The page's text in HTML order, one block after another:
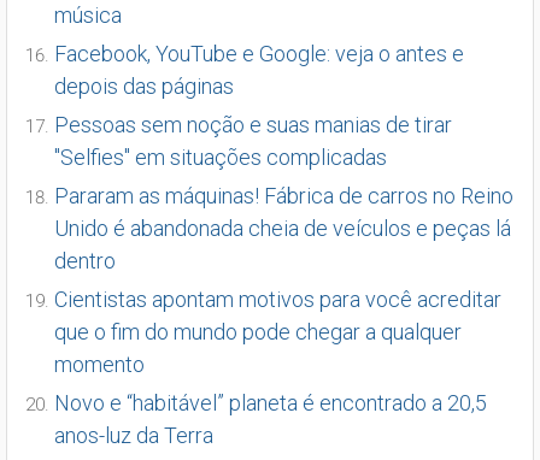
música
Facebook, YouTube e Google: veja o antes e
depois das páginas
Pessoas sem noção e suas manias de tirar
"Selfies" em situações complicadas
Pararam as máquinas! Fábrica de carros no Reino
Unido é abandonada cheia de veículos e peças lá
dentro
Cientistas apontam motivos para você acreditar
que o fim do mundo pode chegar a qualquer
momento
Novo e “habitável” planeta é encontrado a 20,5
anos-luz da Terra